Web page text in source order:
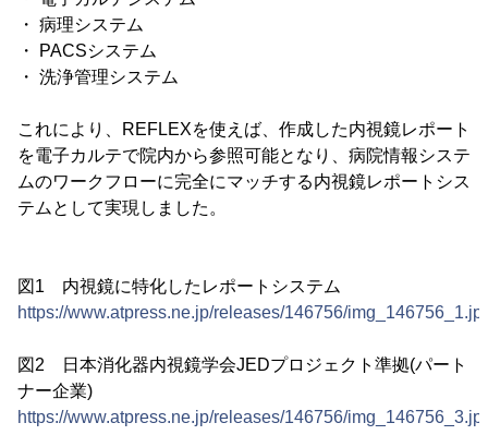
・ 病理システム
・ PACSシステム
・ 洗浄管理システム
これにより、REFLEXを使えば、作成した内視鏡レポート
を電子カルテで院内から参照可能となり、病院情報システ
ムのワークフローに完全にマッチする内視鏡レポートシス
テムとして実現しました。
図1 内視鏡に特化したレポートシステム
https://www.atpress.ne.jp/releases/146756/
図2 日本消化器内視鏡学会JEDプロジェクト準拠(パート
ナー企業)
https://www.atpress.ne.jp/releases/146756/